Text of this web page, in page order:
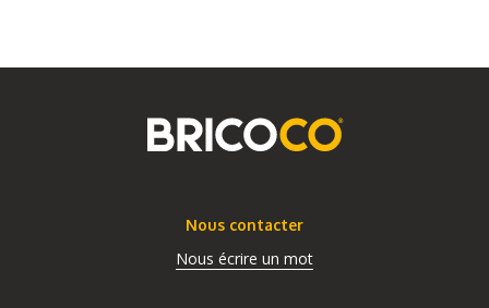
Nous contacter
Nous écrire un mot